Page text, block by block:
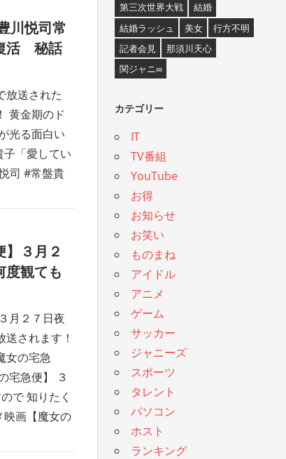
川悦司常
活 秘話
放送された
黄金期のド
光る面白い
子「愛してい
司 #常盤貴
】３月２
度観ても
月２７日夜
されます！
女の宅急
宅急便】 ３
で 知りたく
映画【魔女の
第三次世界大戦
結婚
結婚ラッシュ
美女
行方不明
記者会見
那須川天心
関ジャニ∞
カテゴリー
IT
TV番組
YouTube
お得
お知らせ
お笑い
ものまね
アイドル
アニメ
ゲーム
サッカー
ジャニーズ
スポーツ
タレント
パソコン
ホスト
ランキング